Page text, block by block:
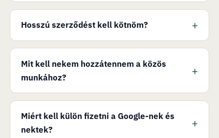
Hosszú szerződést kell kötnöm?
Mit kell nekem hozzátennem a közös
munkához?
Miért kell külön fizetni a Google-nek és
nektek?